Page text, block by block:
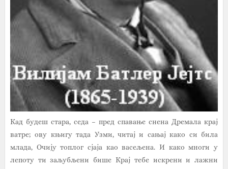
Кад будеш стара, седа – пред спавање снена Дремала крај
ватре; ову књигу тада Узми, читај и сањај како си била
млада, Очију топлог сјаја као васељена. И како многи у
лепоту ти заљубљени бише Крај тебе искрени и лажни